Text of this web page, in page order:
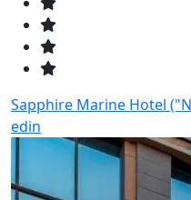
Sapphire Marine Hotel
edin